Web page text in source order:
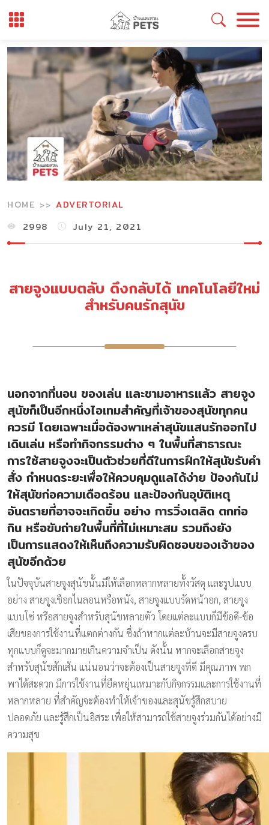
to
HOME
ADVERTORIAL
2998
July 21, 2021
สายจูงแบบตลับ ดึงกลับได้ เทคโนโลยีใหม่
สำหรับคนรักสุนัข
นอกจากที่นอน ของเล่น และชามอาหารแล้ว สายจูง
สุนัขก็เป็นอีกหนึ่งไอเทมสำคัญที่เจ้าของสุนัขทุกคน
ควรมี โดยเฉพาะเมื่อต้องพาเหล่าสุนัขแสนรักออกไป
เดินเล่น หรือทำกิจกรรมต่าง ๆ ในพื้นที่สาธารณะ
การใช้สายจูงจะเป็นตัวช่วยที่ดีในการฝึกให้สุนัขรับคำ
สั่ง กำหนดระยะเพื่อให้ควบคุมดูแลได้ง่าย ป้องกันไม่
ให้สุนัขก่อความเดือดร้อน และป้องกันอุบัติเหตุ
อันตรายที่อาจจะเกิดขึ้น อย่าง การวิ่งเตลิด ตกท่อ
กิน หรือขับถ่ายในพื้นที่ที่ไม่เหมาะสม รวมถึงยัง
เป็นการแสดงให้เห็นถึงความรับผิดชอบของเจ้าของ
สุนัขอีกด้วย
ในปัจจุบันสายจูงสุนัขนั้นมีให้เลือกหลากหลายทั้งวัสดุ และรูปแบบ
อย่าง สายจูงเชือกไนลอนหรือหนัง, สายจูงแบบรัดหน้าอก, สายจูง
แบบโซ่ หรือสายจูงสำหรับสุนัขหลายตัว โดยแต่ละแบบก็มีข้อดี-ข้อ
เสียของการใช้งานที่แตกต่างกัน ซึ่งถ้าหากแต่ละบ้านจะมีสายจูงครบ
ทุกแบบก็ดูจะมากมายเกินความจำเป็น ดังนั้น หากจะเลือกสายจูง
สำหรับสุนัขสักเส้น แน่นอนว่าจะต้องเป็นสายจูงที่ดี มีคุณภาพ พก
พาได้สะดวก มีการใช้งานที่ยืดหยุ่นเหมาะกับกิจกรรมและการใช้งานที่
หลากหลาย ที่สำคัญจะต้องทำให้เจ้าของและสุนัขรู้สึกสบาย
ปลอดภัย และรู้สึกเป็นอิสระ เพื่อให้สามารถใช้สายจูงร่วมกันได้อย่างมี
ความสุข